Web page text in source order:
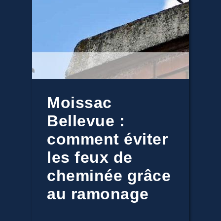
Moissac
Bellevue :
comment éviter
les feux de
cheminée grâce
au ramonage